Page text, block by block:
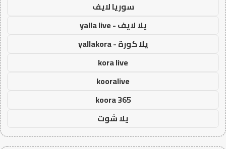
سوريا لايف
يلا لايف - yalla live
يلا كورة - yallakora
kora live
kooralive
koora 365
يلا شوت